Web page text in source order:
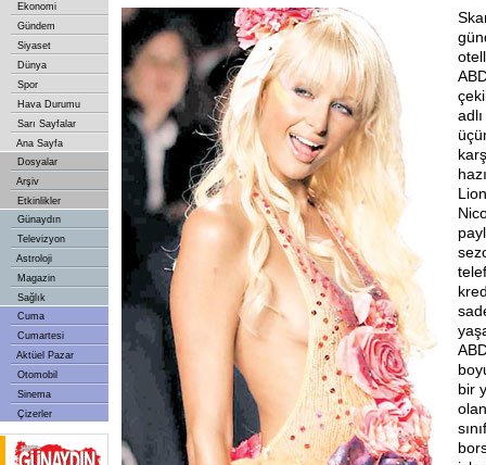
Ekonomi
Gündem
Siyaset
Dünya
Spor
Hava Durumu
Sarı Sayfalar
Ana Sayfa
Dosyalar
Arşiv
Etkinlikler
Günaydın
Televizyon
Astroloji
Magazin
Sağlık
Cuma
Cumartesi
Aktüel Pazar
Otomobil
Sinema
Çizerler
bir